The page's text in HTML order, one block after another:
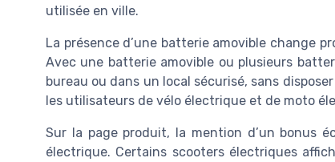
utilisée en ville.
La présence d’une batterie amovible change
Avec une batterie amovible ou plusieurs
bureau ou dans un local sécurisé, sans
les utilisateurs de vélo électrique et de moto
Sur la page produit, la mention d’un bonus
électrique. Certains scooters électriques